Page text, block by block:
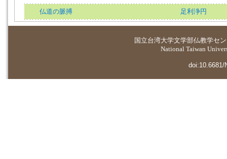
仏道の脈搏 足利浄円
国立台湾大学文学部仏教学セ
National Taiwan
doi:10.6681/